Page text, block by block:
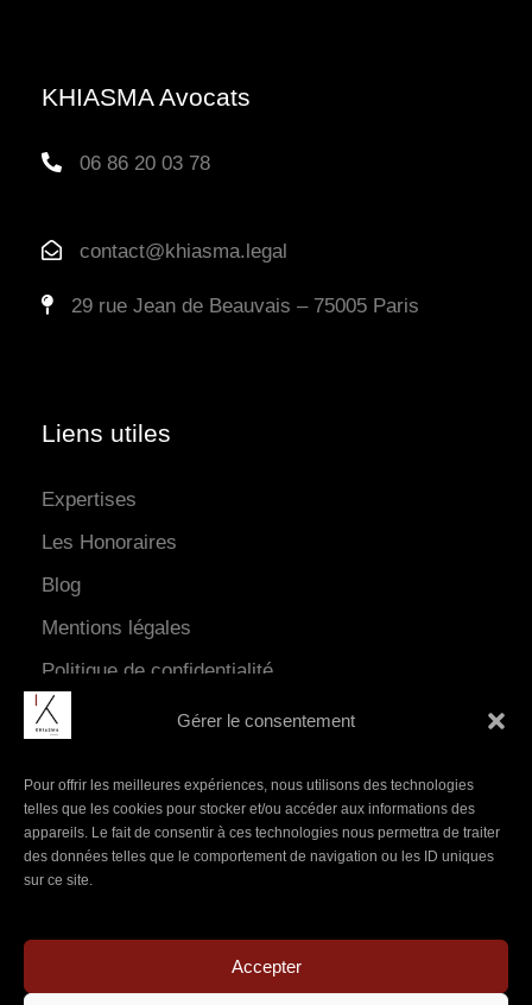
Gérer le consentement
Pour offrir les meilleures expériences, nous utilisons des technologies
telles que les cookies pour stocker et/ou accéder aux informations des
appareils. Le fait de consentir à ces technologies nous permettra de traiter
des données telles que le comportement de navigation ou les ID uniques
sur ce site.
Accepter
KHIASMA Avocats
06 86 20 03 78
contact@khiasma.legal
29 rue Jean de Beauvais – 75005 Paris
Liens utiles
Expertises
Les Honoraires
Blog
Mentions légales
Politique de confidentialité
C
o